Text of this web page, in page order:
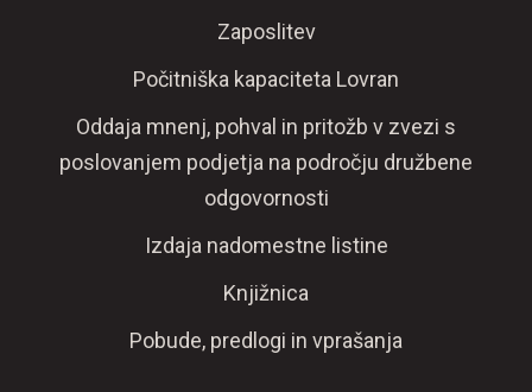
Zaposlitev
Počitniška kapaciteta Lovran
Oddaja mnenj, pohval in pritožb v zvezi s
poslovanjem podjetja na področju družbene
odgovornosti
Izdaja nadomestne listine
Knjižnica
Pobude, predlogi in vprašanja